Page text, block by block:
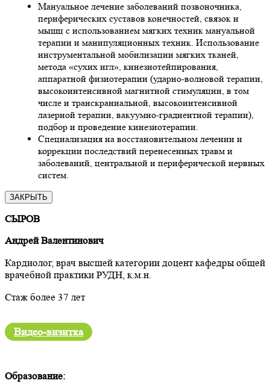
Мануальное лечение заболеваний позвоночника,
периферических суставов конечностей, связок и
мышц с использованием мягких техник мануальной
терапии и манипуляционных техник. Использование
инструментальной мобилизации мягких тканей,
метода «сухих игл», кинезиотейпирования,
аппаратной физиотерапии (ударно-волновой терапии,
высокоинтенсивной магнитной стимуляции, в том
числе и транскраниальной, высокоинтенсивной
лазерной терапии, вакуумно-градиентной терапии),
подбор и проведение кинезиотерапии.
Специализация на восстановительном лечении и
коррекции последствий перенесенных травм и
заболеваний, центральной и периферической нервных
систем.
ЗАКРЫТЬ
СЫРОВ
Андрей Валентинович
Кардиолог, врач высшей категории доцент кафедры общей
врачебной практики РУДН, к.м.н.
Стаж более 37 лет
Видео-визитка
Образование: